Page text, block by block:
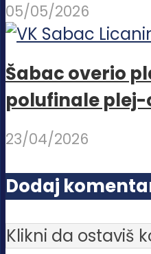
05/05/2026
Šabac overio
polufinale plej-
23/04/2026
Dodaj
Klikni da ostaviš